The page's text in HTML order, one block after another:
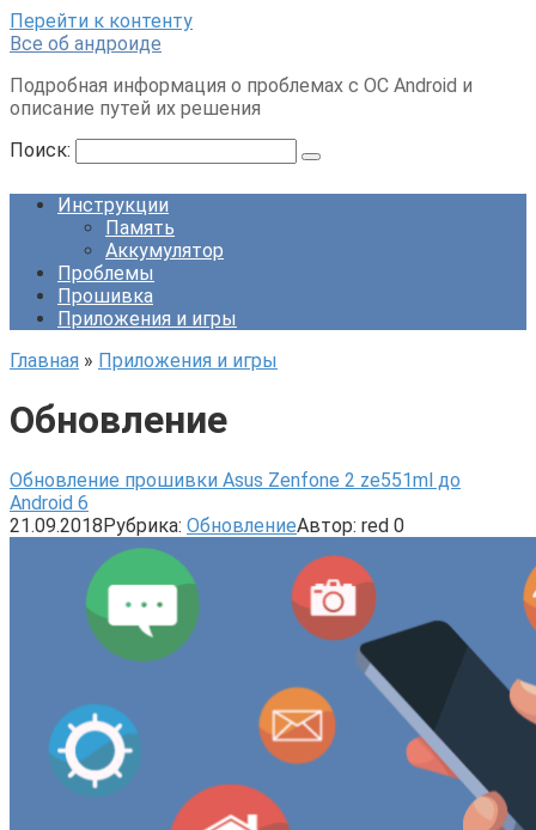
Перейти к контенту
Все об андроиде
Подробная информация о проблемах с ОС Android и
описание путей их решения
Поиск:
Инструкции
Память
Аккумулятор
Проблемы
Прошивка
Приложения и игры
Главная » Приложения и игры
Обновление
Обновление прошивки Asus Zenfone 2 ze551ml до
Android 6
21.09.2018Рубрика: ОбновлениеАвтор: red 0